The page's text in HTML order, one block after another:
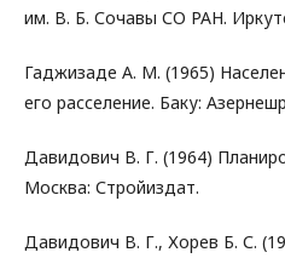
им. В. Б. Сочавы СО РАН.
Гаджизаде А. М. (1965)
его расселение. Баку:
Давидович В. Г. (1964)
Москва: Стройиздат.
Давидович В. Г., Хорев Б. С.